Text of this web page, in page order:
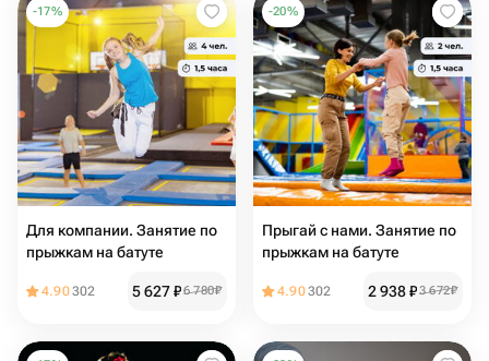
-17%
Для компании. Занятие по
прыжкам на батуте
4.90302 5 627₽6 780₽
-20%
Прыгай с нами. Занятие по
прыжкам на батуте
4.90302 2 938₽3 672₽